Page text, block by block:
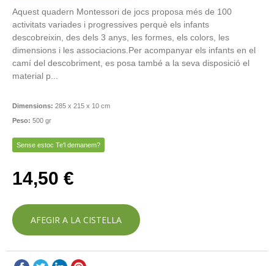
Aquest quadern Montessori de jocs proposa més de 100
activitats variades i progressives perquè els infants
descobreixin, des dels 3 anys, les formes, els colors, les
dimensions i les associacions.Per acompanyar els infants en el
camí del descobriment, es posa també a la seva disposició el
material p...
Dimensions: 285 x 215 x 10 cm
Peso: 500 gr
Sense estoc Te'l demanem?
14,50 €
AFEGIR A LA CISTELLA